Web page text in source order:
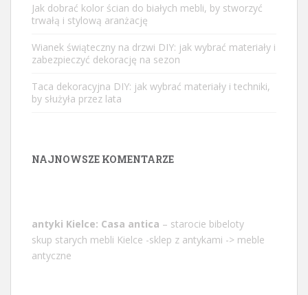
Jak dobrać kolor ścian do białych mebli, by stworzyć
trwałą i stylową aranżację
Wianek świąteczny na drzwi DIY: jak wybrać materiały i
zabezpieczyć dekorację na sezon
Taca dekoracyjna DIY: jak wybrać materiały i techniki,
by służyła przez lata
NAJNOWSZE KOMENTARZE
antyki Kielce: Casa antica – starocie bibeloty
skup starych mebli Kielce -sklep z antykami -> meble
antyczne